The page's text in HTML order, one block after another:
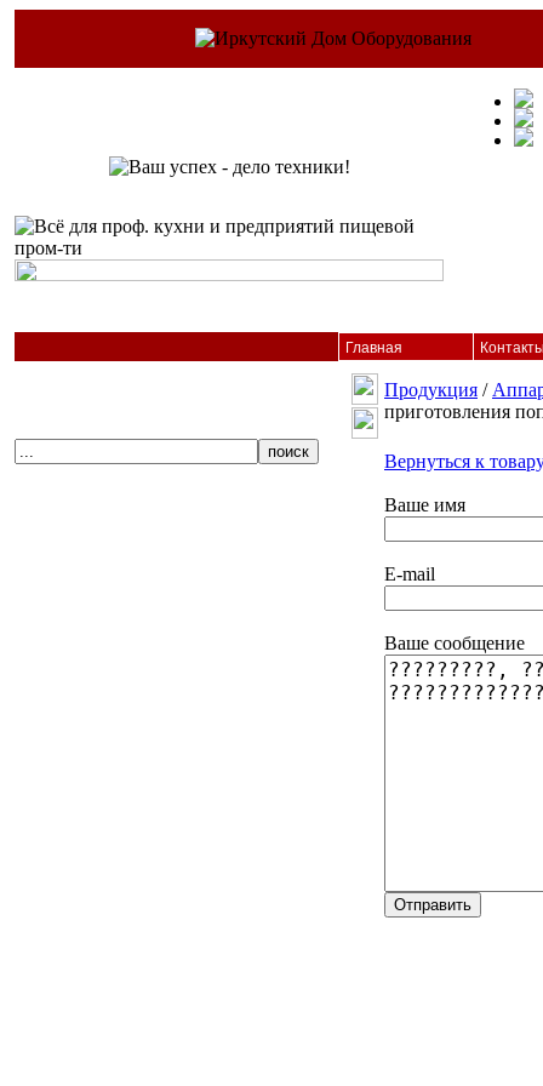
Главная
Продукция /
приготовления
Вернуться к
Ваше имя
E-mail
Ваше сообщение